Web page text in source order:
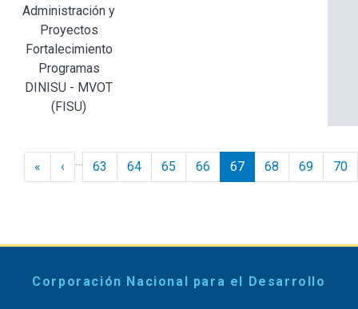
Administración y
Proyectos
Fortalecimiento
Programas
DINISU - MVOT
(FISU)
Paginación
« « Inicio
‹ ‹ Anterior
… 63 64 65 66 67 68 69 70
Corporación Nacional para el Desarrollo